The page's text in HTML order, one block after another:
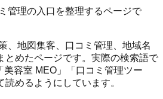
管理の入口を整理するページで
、地図集客、口コミ管理、地域名
とめたページです。実際の検索語で
美容室 MEO」「口コミ管理ツー
めるようにしています。